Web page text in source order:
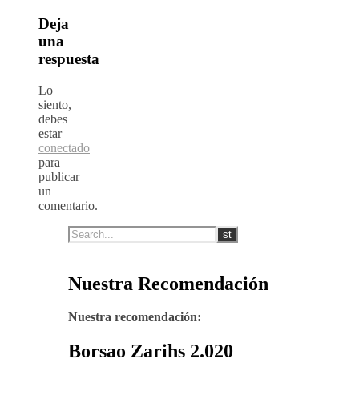
Deja
una
respuesta
Lo
siento,
debes
estar
conectado
para
publicar
un
comentario.
Nuestra Recomendación
Nuestra recomendación:
Borsao Zarihs 2.020